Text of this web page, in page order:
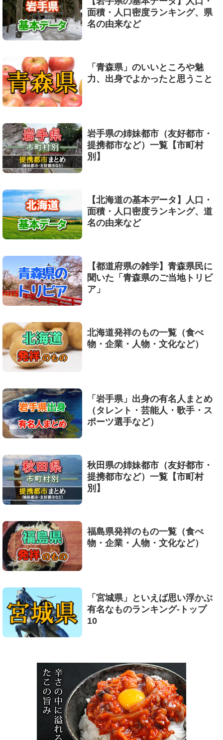
面積・人口密度ランキング、県
名の由来など
「青森県」のいいところや魅
力、出身でよかったと思うこと
岩手県の姉妹都市（友好都市・
提携都市など）一覧【市町村
別】
【北海道の基本データ】人口・
面積・人口密度ランキング、道
名の由来など
【都道府県の雑学】青森県民に
聞いた「青森県のご当地トリビ
ア」
北海道発祥のもの一覧（食べ
物・企業・人物・文化など）
「岩手県」出身の有名人まとめ
（タレント・芸能人・歌手・ス
ポーツ選手など）
秋田県の姉妹都市（友好都市・
提携都市など）一覧【市町村
別】
福島県発祥のもの一覧（食べ
物・企業・人物・文化など）
「宮城県」といえば思い浮かぶ
有名なものランキング-トップ
10